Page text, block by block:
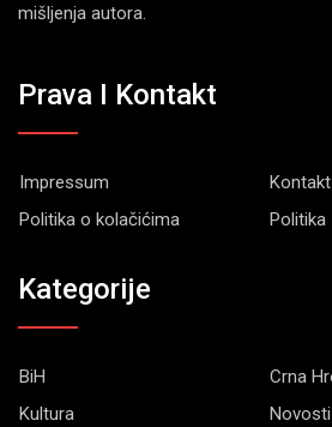
mišljenja autora.
Prava I Kontakt
Impressum
Kontakt
Politika o kolačićima
Kategorije
BiH
Crna
Kultura
Novosti